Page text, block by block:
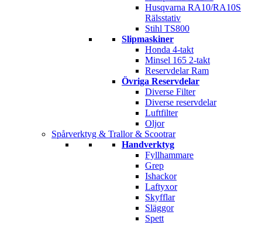
Husqvarna RA10/RA10S
Rälsstativ
Stihl TS800
Slipmaskiner
Honda 4-takt
Minsel 165 2-takt
Reservdelar Ram
Övriga Reservdelar
Diverse Filter
Diverse reservdelar
Luftfilter
Oljor
Spårverktyg & Trallor & Scootrar
Handverktyg
Fyllhammare
Grep
Ishackor
Laftyxor
Skyfflar
Släggor
Spett